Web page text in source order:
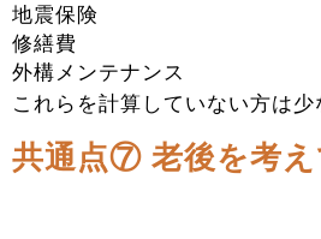
地震保険
修繕費
外構メンテナンス
これらを計算していない方は少
共通点⑦ 老後を考